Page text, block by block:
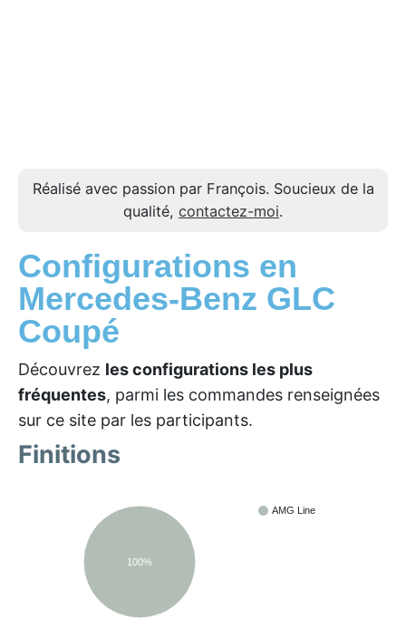
Réalisé avec passion par François. Soucieux de la
qualité, contactez-moi.
Configurations en
Mercedes-Benz GLC
Coupé
Découvrez les configurations les plus
fréquentes, parmi les commandes renseignées
sur ce site par les participants.
Finitions
AMG Line
100%